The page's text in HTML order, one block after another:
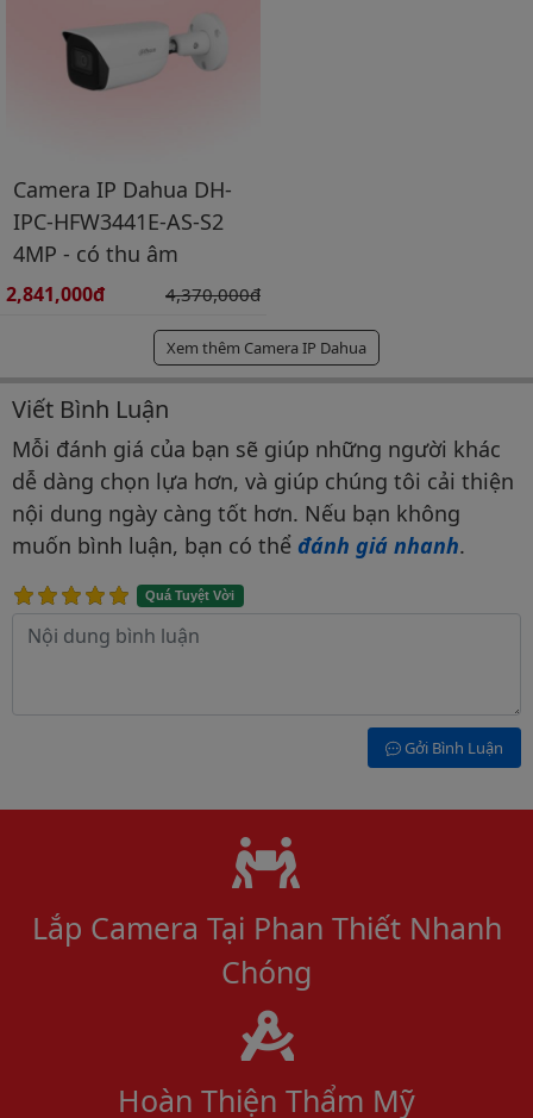
Camera IP Dahua DH-
IPC-HFW3441E-AS-S2
4MP - có thu âm
Giá bán:
2,841,000đ Giá gốc:
4,370,000đ
Xem thêm Camera IP Dahua
Bình luận & Đánh giá
Viết Bình Luận
Mỗi đánh giá của bạn sẽ giúp những người khác
dễ dàng chọn lựa hơn, và giúp chúng tôi cải thiện
nội dung ngày càng tốt hơn. Nếu bạn không
muốn bình luận, bạn có thể đánh giá nhanh.
Quá Tuyệt Vời
Nội dung bình luận
Gởi Bình Luận
Lý do chọn chúng tôi
Lắp Camera Tại Phan Thiết Nhanh
Chóng
Hoàn Thiện Thẩm Mỹ